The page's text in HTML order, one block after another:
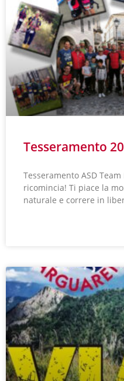
Tesseramento
Tesseramento ASD
ricomincia! Ti piace la
naturale e correre in